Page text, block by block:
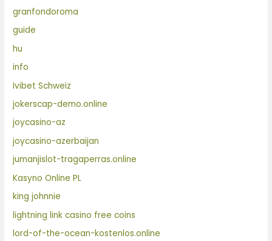
granfondoroma
guide
hu
info
Ivibet Schweiz
jokerscap-demo.online
joycasino-az
joycasino-azerbaijan
jumanjislot-tragaperras.online
Kasyno Online PL
king johnnie
lightning link casino free coins
lord-of-the-ocean-kostenlos.online